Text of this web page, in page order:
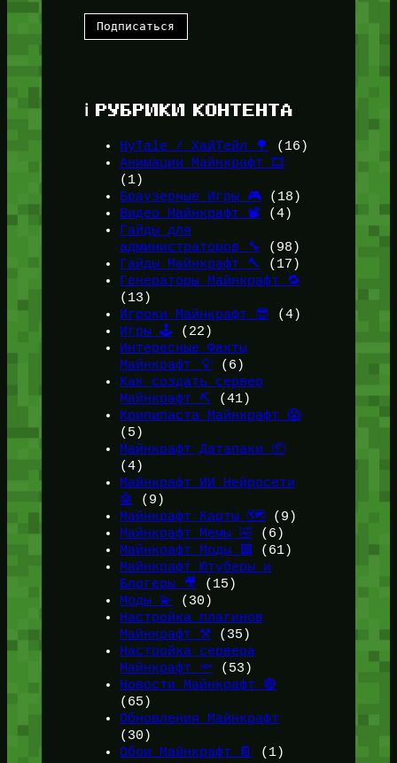
ℹ️ РУБРИКИ КОНТЕНТА
HyTale / ХайТейл 🌳
(16)
Анимации Майнкрафт 🎞️
(1)
Браузерные Игры 🎮(18)
Видео Майнкрафт 📽️ (4)
Гайды для
администраторов 🔧
(98)
Гайды Майнкрафт 🔨
(17)
Генераторы Майнкрафт 🔁
(13)
Игроки Майнкрафт 😎 (4)
Игры 🕹️ (22)
Интересные Факты
Майнкрафт 💡(6)
Как создать сервер
Майнкрафт ⛏️ (41)
Крипипаста Майнкрафт 😱
(5)
Майнкрафт Датапаки 📦
(4)
Майнкрафт ИИ Нейросети
🤖
(9)
Майнкрафт Карты 🗺️ (9)
Майнкрафт Мемы 🤣 (6)
Майнкрафт Моды 🟩
(61)
Майнкрафт Ютуберы и
Блогеры 🎥
(15)
Моды 💫
(30)
Настройка плагинов
Майнкрафт ⚒️(35)
Настройка сервера
Майнкрафт 🔦 (53)
Новости Майнкрафт 🔴
(65)
Обновления Майнкрафт
(30)
Обои Майнкрафт 📔
(1)